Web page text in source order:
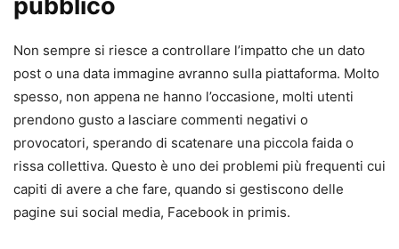
Non sempre si riesce a controllare l’impatto che un dato
post o una data immagine avranno sulla piattaforma. Molto
spesso, non appena ne hanno l’occasione, molti utenti
prendono gusto a lasciare commenti negativi o
provocatori, sperando di scatenare una piccola faida o
rissa collettiva. Questo è uno dei problemi più frequenti cui
capiti di avere a che fare, quando si gestiscono delle
pagine sui social media, Facebook in primis.